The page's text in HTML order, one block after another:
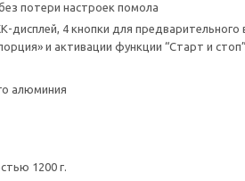
потери настроек помола
дисплей, 4 кнопки для
и активации функции “Старт и
алюминия
1200 г.